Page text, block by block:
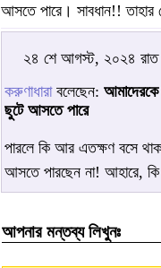
আসতে পারে। সাবধান!!
২৪ শে আগস্ট, ২০২৪
করুণাধারাবলেছেন:
ছুটে আসতে পারে
পারলে কি আর এতক্ষণ বসে
আসতে পারছেন না! আহারে, কি
আপনার মন্তব্য লিখুনঃ